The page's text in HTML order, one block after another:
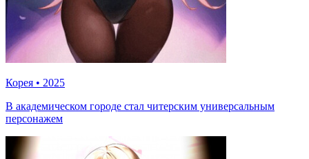
Корея • 2025
В академическом городе стал читерским универсальным
персонажем